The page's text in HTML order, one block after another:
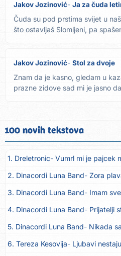
Jakov Jozinović Ja za čuda
Čuda su pod prstima svijet u
što ostavljaš Slomljeni, pa
Jakov Jozinović Stol za dvoje
Znam da je kasno, gledam u
prazne zidove sad mi je jasno
100 novih tekstova
1. Dreletronic Vumrl mi je pajcek
2. Dinacordi Luna Band Zora
3. Dinacordi Luna Band Imam
4. Dinacordi Luna Band Prijatelji
5. Dinacordi Luna Band Nikada
6. Tereza Kesovija Ljubavi nestaju